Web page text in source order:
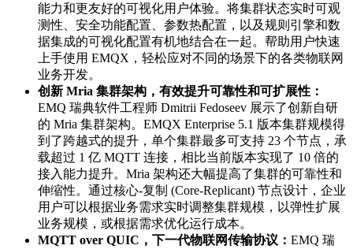
能力和更友好的可视化用户体验。将集群状态实时可观
测性、安全功能配置、参数热配置，以及规则引擎和数
据集成的可视化配置有机地结合在一起。帮助用户快速
上手使用 EMQX，轻松应对不同的场景下的各类物联网
业务开发。
创新 Mria 集群架构，有效提升可靠性和可扩展性：
EMQ 瑞典软件工程师 Dmitrii Fedoseev 展示了创新自研
的 Mria 集群架构。EMQX Enterprise 5.1 版本集群规模得
到了跨越式的提升，单个集群最多可支持 23 个节点，承
载超过 1 亿 MQTT 连接，相比当前版本实现了 10 倍的
接入能力提升。Mria 架构还大幅提高了集群的可靠性和
伸缩性。通过核心-复制 (Core-Replicant) 节点设计，企业
用户可以根据业务需求实时调整集群规模，以弹性扩展
业务规模，或根据需求优化运行成本。
MQTT over QUIC，下一代物联网传输协议： EMQ 瑞